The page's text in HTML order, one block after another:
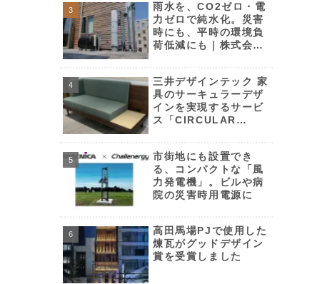
雨水を、CO2ゼロ・電
力ゼロで純水化。災害
時にも、平時の環境負
荷低減にも｜株式会社
三井デザインテック 家
具のサーキュラーデザ
インを実現するサービ
ス「CIRCULAR
市街地にも設置でき
る、コンパクトな「風
力発電機」。ビルや病
院の災害時用電源に
高田馬場PJで使用した
煉瓦がグッドデザイン
賞を受賞しました